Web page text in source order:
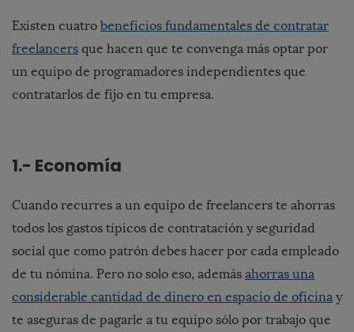
Existen cuatro beneficios fundamentales de contratar
freelancers que hacen que te convenga más optar por
un equipo de programadores independientes que
contratarlos de fijo en tu empresa.
1.- Economía
Cuando recurres a un equipo de freelancers te ahorras
todos los gastos típicos de contratación y seguridad
social que como patrón debes hacer por cada empleado
de tu nómina. Pero no solo eso, además ahorras una
considerable cantidad de dinero en espacio de oficina y
te aseguras de pagarle a tu equipo sólo por trabajo que